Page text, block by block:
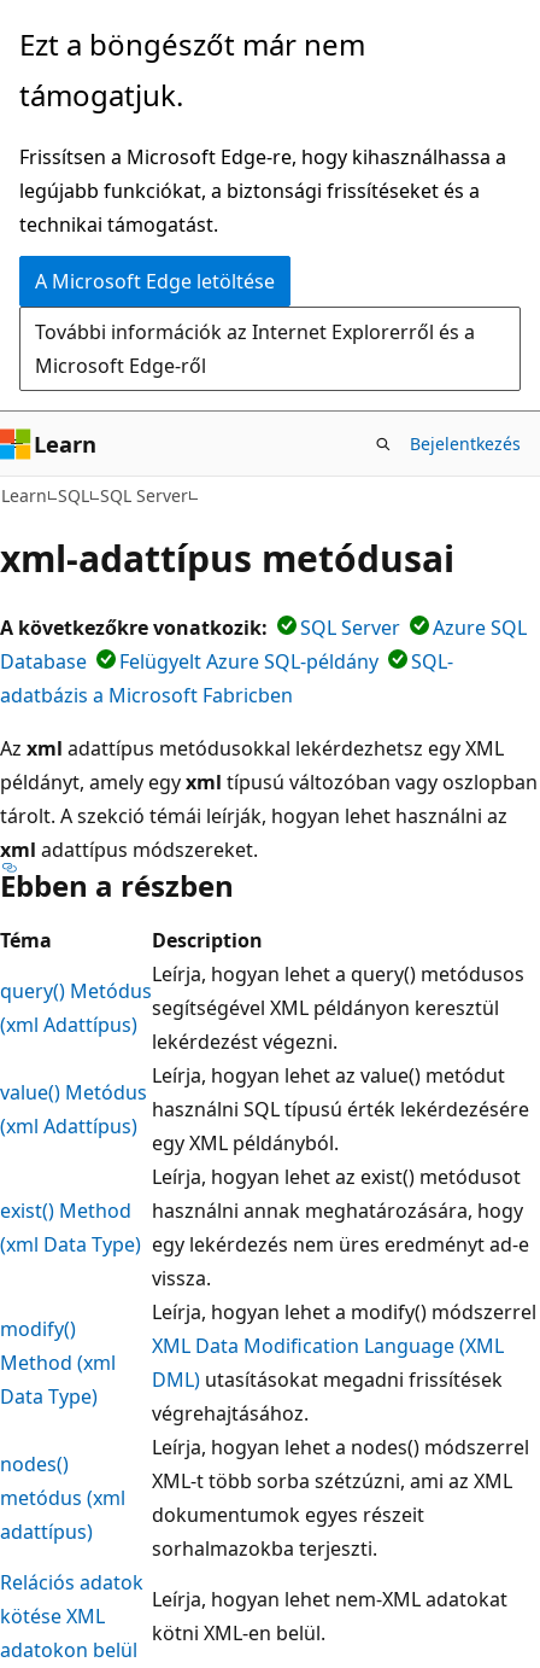
Ugrás
fő
Ezt a böngészőt már nem
támogatjuk.
Frissítsen a Microsoft Edge-re, hogy kihasználhassa a
legújabb funkciókat, a biztonsági frissítéseket és a
technikai támogatást.
A Microsoft Edge letöltése
További információk az Internet Explorerről és a
Microsoft Edge-ről
Learn Bejelentkezés
Learn SQL SQL Server
xml-adattípus metódusai
A következőkre vonatkozik: SQL Server
Azure SQL
Database
Felügyelt Azure SQL-példány
SQL-
adatbázis a Microsoft Fabricben
Az xml adattípus metódusokkal lekérdezhetsz egy XML
példányt, amely egyxml típusú változóban vagy oszlopban
tárolt. A szekció témái leírják, hogyan lehet használni az
xml adattípus módszereket.
Ebben a részben
Téma
Description
query() Metódus
(xml Adattípus)
Leírja, hogyan lehet a query() metódusos
segítségével XML példányon keresztül
lekérdezést végezni.
value() Metódus
(xml Adattípus)
Leírja, hogyan lehet az value() metódut
használni SQL típusú érték lekérdezésére
egy XML példányból.
exist() Method
(xml Data Type)
Leírja, hogyan lehet az exist() metódusot
használni annak meghatározására, hogy
egy lekérdezés nem üres eredményt ad-e
vissza.
modify()
Method (xml
Data Type)
Leírja, hogyan lehet a modify() módszerrel
XML Data Modification Language (XML
DML) utasításokat megadni frissítések
végrehajtásához.
nodes()
metódus (xml
adattípus)
Leírja, hogyan lehet a nodes() módszerrel
XML-t több sorba szétzúzni, ami az XML
dokumentumok egyes részeit
sorhalmazokba terjeszti.
Relációs adatok
kötése XML
adatokon belül
Leírja, hogyan lehet nem-XML adatokat
kötni XML-en belül.